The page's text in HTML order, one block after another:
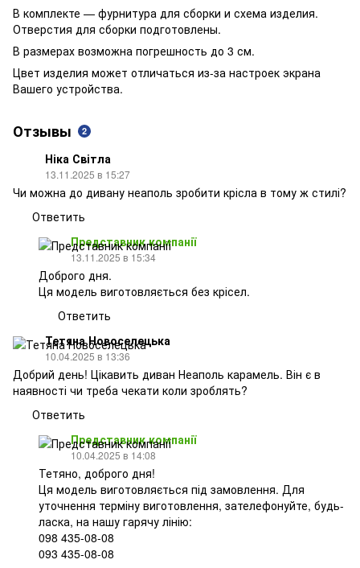
В комплекте — фурнитура для сборки и схема изделия.
Отверстия для сборки подготовлены.
В размерах возможна погрешность до 3 см.
Цвет изделия может отличаться из-за настроек экрана
Вашего устройства.
Отзывы 2
Ніка Світла
13.11.2025 в 15:27
Чи можна до дивану неаполь зробити крісла в тому ж стилі?
Ответить
Представник компанії
13.11.2025 в 15:34
Доброго дня.
Ця модель виготовляється без крісел.
Ответить
Тетяна Новоселецька
10.04.2025 в 13:36
Добрий день! Цікавить диван Неаполь карамель. Він є в
наявності чи треба чекати коли зроблять?
Ответить
Представник компанії
10.04.2025 в 14:08
Тетяно, доброго дня!
Ця модель виготовляється під замовлення. Для
уточнення терміну виготовлення, зателефонуйте, будь-
ласка, на нашу гарячу лінію:
098 435-08-08
093 435-08-08